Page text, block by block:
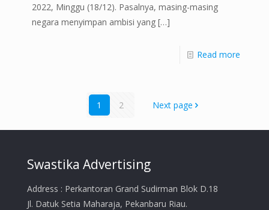
2022, Minggu (18/12). Pasalnya, masing-masing
negara menyimpan ambisi yang […]
Read more
1 2 Next page
Swastika Advertising
Address : Perkantoran Grand Sudirman Blok D.18
Jl. Datuk Setia Maharaja, Pekanbaru Riau.